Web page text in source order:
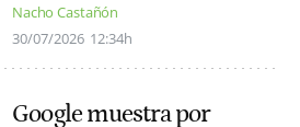
Nacho Castañón
30/07/2026 12:34h
Google muestra por